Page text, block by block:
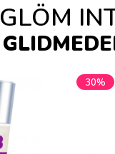
GLÖM
30%